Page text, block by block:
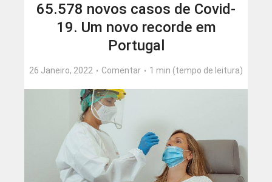
65.578 novos casos de Covid-
19. Um novo recorde em
Portugal
26 Janeiro, 2022 Comentar 1 min (tempo de leitura)